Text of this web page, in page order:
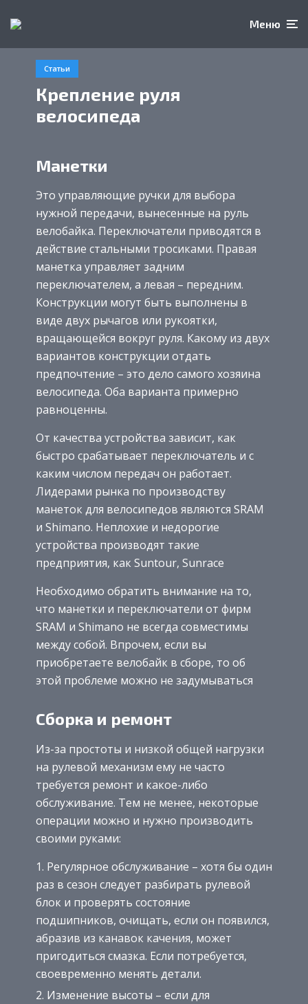
Меню
Статьи
Крепление руля
велосипеда
Манетки
Это управляющие ручки для выбора
нужной передачи, вынесенные на руль
велобайка. Переключатели приводятся в
действие стальными тросиками. Правая
манетка управляет задним
переключателем, а левая – передним.
Конструкции могут быть выполнены в
виде двух рычагов или рукоятки,
вращающейся вокруг руля. Какому из двух
вариантов конструкции отдать
предпочтение – это дело самого хозяина
велосипеда. Оба варианта примерно
равноценны.
От качества устройства зависит, как
быстро срабатывает переключатель и с
каким числом передач он работает.
Лидерами рынка по производству
манеток для велосипедов являются SRAM
и Shimano. Неплохие и недорогие
устройства производят такие
предприятия, как Suntour, Sunrace
Необходимо обратить внимание на то,
что манетки и переключатели от фирм
SRAM и Shimano не всегда совместимы
между собой. Впрочем, если вы
приобретаете велобайк в сборе, то об
этой проблеме можно не задумываться
Сборка и ремонт
Из-за простоты и низкой общей нагрузки
на рулевой механизм ему не часто
требуется ремонт и какое-либо
обслуживание. Тем не менее, некоторые
операции можно и нужно производить
своими руками:
Регулярное обслуживание – хотя бы один
раз в сезон следует разбирать рулевой
блок и проверять состояние
подшипников, очищать, если он появился,
абразив из канавок качения, может
пригодиться смазка. Если потребуется,
своевременно менять детали.
Изменение высоты – если для